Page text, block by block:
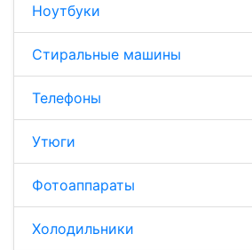
Ноутбуки
Стиральные машины
Телефоны
Утюги
Фотоаппараты
Холодильники